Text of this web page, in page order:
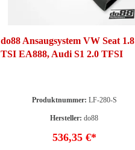
do88 Ansaugsystem VW Seat 1.8
TSI EA888, Audi S1 2.0 TFSI
Produktnummer: LF-280-S
Hersteller:do88
536,35 €*